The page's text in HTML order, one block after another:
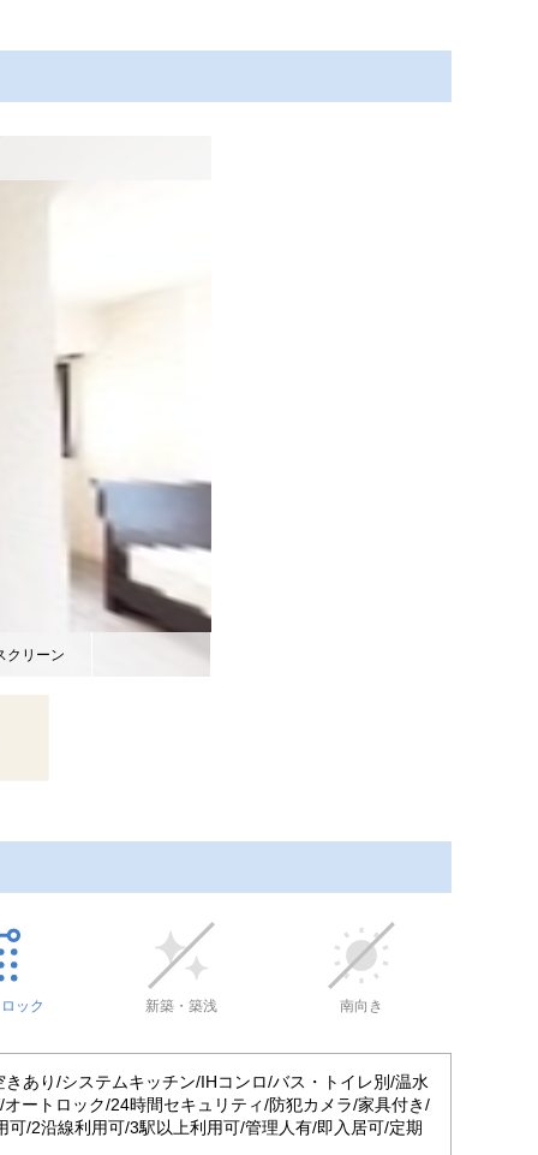
クリーン
ック 新築・築浅 南向き
あり/システムキッチン/IHコンロ/バス・トイレ別/温水
ートロック/24時間セキュリティ/防犯カメラ/家具付き/
/2沿線利用可/3駅以上利用可/管理人有/即入居可/定期